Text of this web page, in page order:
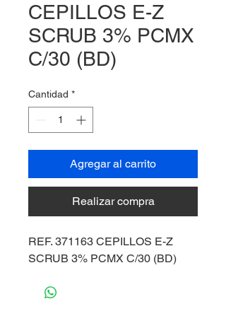
CEPILLOS E-Z
SCRUB 3% PCMX
C/30 (BD)
Cantidad *
Agregar al carrito
Realizar compra
REF. 371163 CEPILLOS E-Z
SCRUB 3% PCMX C/30 (BD)